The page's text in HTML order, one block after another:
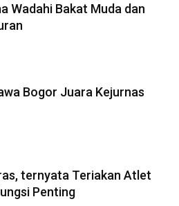
Wadahi Bakat Muda dan
Bogor Juara Kejurnas
ternyata Teriakan Atlet
Penting